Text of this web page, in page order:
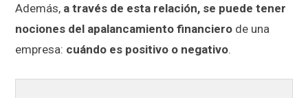
Además, a través de esta relación, se puede tener
nociones del apalancamiento financiero de una
empresa: cuándo es positivo o negativo.